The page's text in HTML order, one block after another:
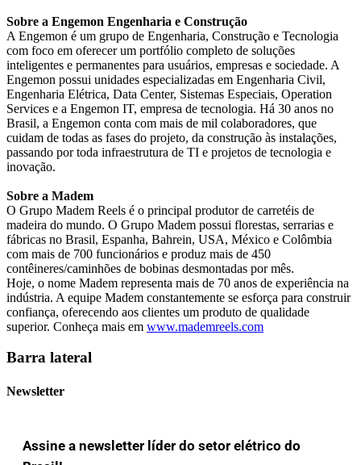
Sobre a Engemon Engenharia e Construção
A Engemon é um grupo de Engenharia, Construção e Tecnologia
com foco em oferecer um portfólio completo de soluções
inteligentes e permanentes para usuários, empresas e sociedade. A
Engemon possui unidades especializadas em Engenharia Civil,
Engenharia Elétrica, Data Center, Sistemas Especiais, Operation
Services e a Engemon IT, empresa de tecnologia. Há 30 anos no
Brasil, a Engemon conta com mais de mil colaboradores, que
cuidam de todas as fases do projeto, da construção às instalações,
passando por toda infraestrutura de TI e projetos de tecnologia e
inovação.
Sobre a Madem
O Grupo Madem Reels é o principal produtor de carretéis de
madeira do mundo. O Grupo Madem possui florestas, serrarias e
fábricas no Brasil, Espanha, Bahrein, USA, México e Colômbia
com mais de 700 funcionários e produz mais de 450
contêineres/caminhões de bobinas desmontadas por mês.
Hoje, o nome Madem representa mais de 70 anos de experiência na
indústria. A equipe Madem constantemente se esforça para construir
confiança, oferecendo aos clientes um produto de qualidade
superior. Conheça mais em www.mademreels.com
Barra lateral
Newsletter
Assine a newsletter líder do setor elétrico do